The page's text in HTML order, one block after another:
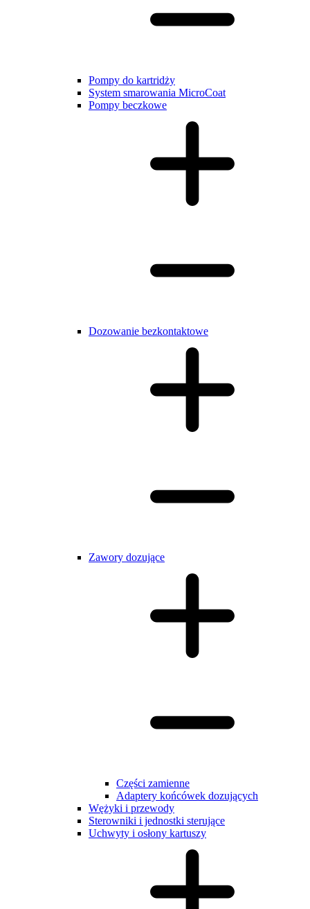
Pompy do kartridży
System smarowania MicroCoat
Pompy beczkowe
Dozowanie bezkontaktowe
Zawory dozujące
Części zamienne
Adaptery końcówek dozujących
Wężyki i przewody
Sterowniki i jednostki sterujące
Uchwyty i osłony kartuszy